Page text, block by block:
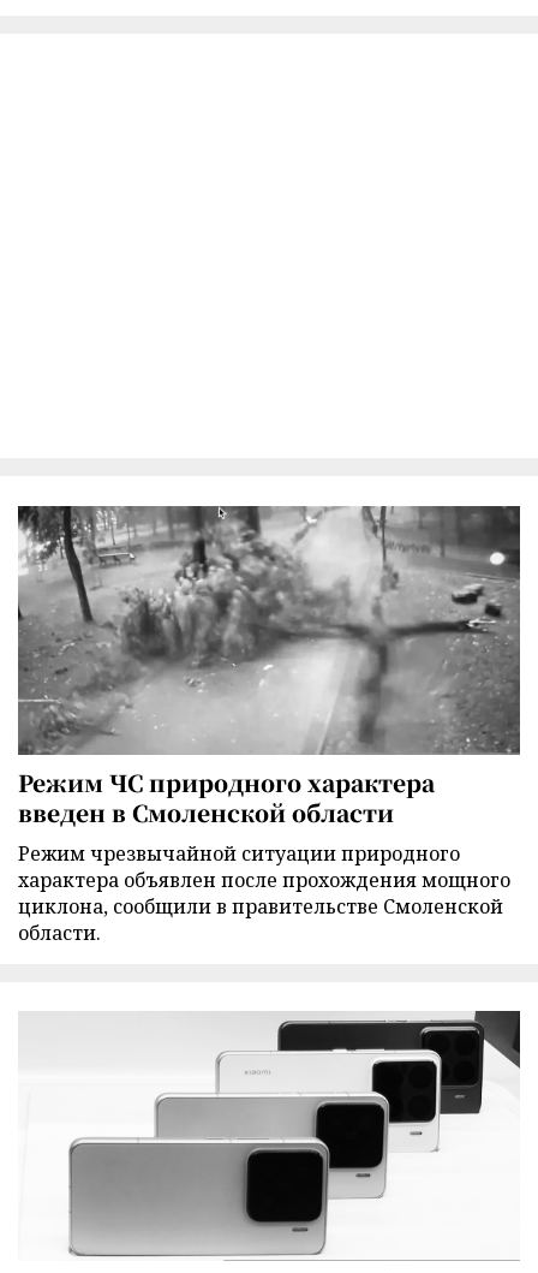
Режим ЧС природного характера
введен в Смоленской области
Режим чрезвычайной ситуации природного
характера объявлен после прохождения мощного
циклона, сообщили в правительстве Смоленской
области.